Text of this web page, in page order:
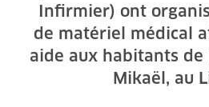
Infirmier) ont
de matériel médical
aide aux habitants
Mikaël, au